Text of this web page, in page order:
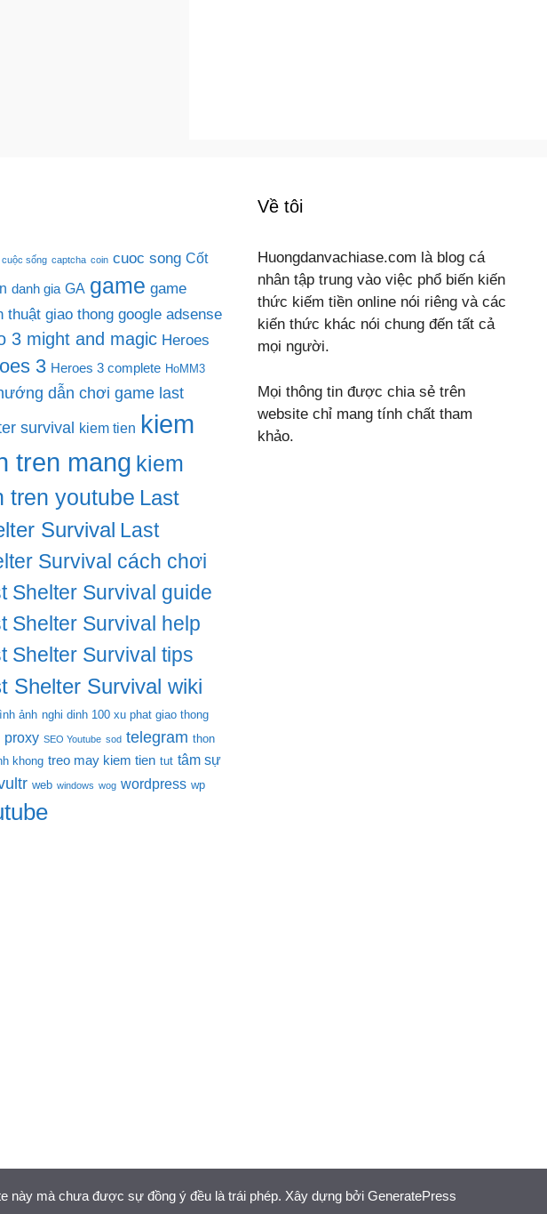
cuộc sống captcha coin cuoc song Cốt
danh gia GA game game
thuật giao thong google adsense
3 might and magic Heroes
3 Heroes 3 complete HoMM3
dẫn chơi game last
survival kiem tien kiem
tren mang kiem
tren youtube Last
Survival Last
Survival cách chơi
Shelter Survival guide
Shelter Survival help
Shelter Survival tips
Shelter Survival wiki
ảnh nghi dinh 100 xu phat giao thong
proxy SEO Youtube sod telegram thon
khong treo may kiem tien tut tâm sự
web windows wog wordpress wp
Về tôi
Huongdanvachiase.com là blog cá
nhân tập trung vào việc phổ biến kiến
thức kiếm tiền online nói riêng và các
kiến thức khác nói chung đến tất cả
mọi người.
Mọi thông tin được chia sẻ trên
website chỉ mang tính chất tham
khảo.
này mà chưa được sự đồng ý đều là trái phép. Xây dựng bởi GeneratePress